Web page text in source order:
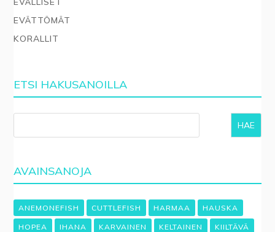
EVÄTTÖMÄT
KORALLIT
ETSI HAKUSANOILLA
HAE
AVAINSANOJA
ANEMONEFISH CUTTLEFISH HARMAA HAUSKA
HOPEA IHANA KARVAINEN KELTAINEN KIILTÄVÄ